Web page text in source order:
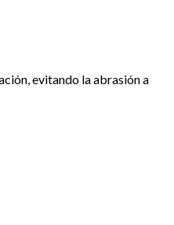
evitando la abrasión a